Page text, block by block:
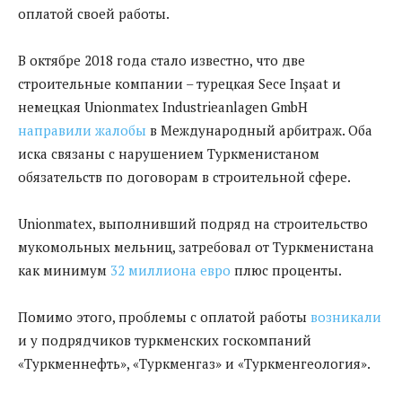
оплатой своей работы.
В октябре 2018 года стало известно, что две
строительные компании – турецкая Sece Inşaat и
немецкая Unionmatex Industrieanlagen GmbH
направили жалобы в Международный арбитраж. Оба
иска связаны с нарушением Туркменистаном
обязательств по договорам в строительной сфере.
Unionmatex, выполнивший подряд на строительство
мукомольных мельниц, затребовал от Туркменистана
как минимум 32 миллиона евро плюс проценты.
Помимо этого, проблемы с оплатой работы возникали
и у подрядчиков туркменских госкомпаний
«Туркменнефть», «Туркменгаз» и «Туркменгеология».